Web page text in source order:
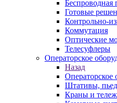
Беспроводная
Готовые
Контрольно-
Коммутация
Оптические
Телесуфлеры
Операторское
Назад
Операторское
Штативы,
Краны и